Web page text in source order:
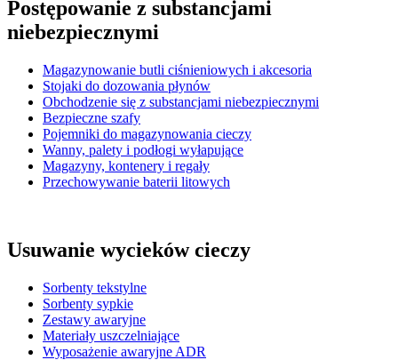
Postępowanie z substancjami
niebezpiecznymi
Magazynowanie butli ciśnieniowych i akcesoria
Stojaki do dozowania płynów
Obchodzenie się z substancjami niebezpiecznymi
Bezpieczne szafy
Pojemniki do magazynowania cieczy
Wanny, palety i podłogi wyłapujące
Magazyny, kontenery i regały
Przechowywanie baterii litowych
Usuwanie wycieków cieczy
Sorbenty tekstylne
Sorbenty sypkie
Zestawy awaryjne
Materiały uszczelniające
Wyposażenie awaryjne ADR